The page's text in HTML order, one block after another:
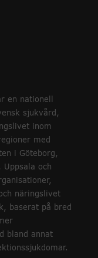
en nationell
sjukvård,
inom
med
i Göteborg,
Uppsala och
näringslivet
baserat på bred
bland annat